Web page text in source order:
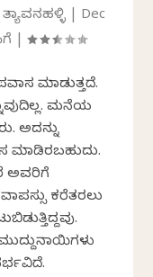
Dec
|
ಮಾಡುತ್ತದೆ.
ಮನೆಯ
ಅದನ್ನು
ಅವರಿಗೆ
ಕರೆತರಲು